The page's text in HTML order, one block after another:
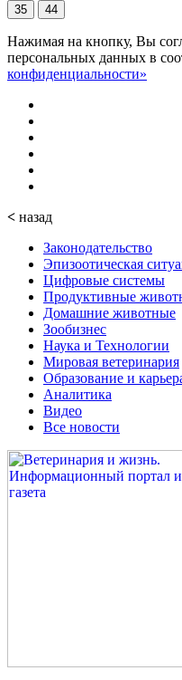
35 44
Нажимая на кнопку, Вы
персональных данных в
конфиденциальности»
< назад
Законодательство
Эпизоотическая
Цифровые системы
Продуктивные
Домашние животные
Зообизнес
Наука и Технологии
Мировая ветеринария
Образование и
Аналитика
Видео
Все новости